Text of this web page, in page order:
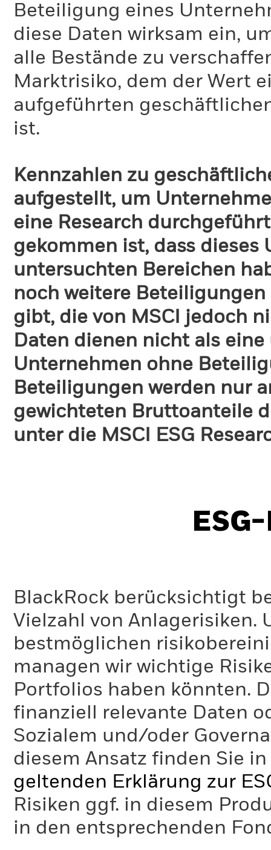
Beteiligung eines
diese Daten wirksam ein,
alle Bestände zu
Marktrisiko, dem der Wert
aufgeführten
ist.
Kennzahlen zu
aufgestellt, um
eine Research
gekommen ist, dass
untersuchten Bereichen
noch weitere
gibt, die von MSCI jedoch
Daten dienen nicht als
Unternehmen ohne
Beteiligungen werden nur
gewichteten Bruttoanteile
unter die MSCI ESG
BlackRock berücksichtigt
Vielzahl von Anlagerisiken.
bestmöglichen
managen wir wichtige
Portfolios haben könnten.
finanziell relevante Daten
Sozialem und/oder
diesem Ansatz finden Sie
geltenden Erklärung zur
Risiken ggf. in diesem
in den entsprechenden